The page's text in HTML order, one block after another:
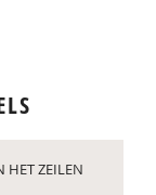
HET ZEILEN